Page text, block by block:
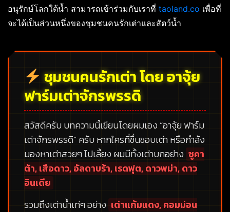
อนุรักษ์โลกใต้น้ำ สามารถเข้าร่วมกับเราที่ taoland.co เพื่อที่
จะได้เป็นส่วนหนึ่งของชุมชนคนรักเต่าและสัตว์น้ำ
ชุมชนคนรักเต่า โดย อาจุ้ย
ฟาร์มเต่าจักรพรรดิ
สวัสดีครับ บทความนี้เขียนโดยผมเอง “อาจุ้ย ฟาร์ม
เต่าจักรพรรดิ”ครับ หากใครที่ชื่นชอบเต่า หรือกำลัง
มองหาเต่าสวยๆ ไปเลี้ยง ผมมีทั้งเต่าบกอย่าง ซูคา
ต้า, เสือดาว, อัลดาบร้า, เรดฟุต, ดาวพม่า, ดาว
อินเดีย
รวมถึงเต่าน้ำเท่ๆ อย่าง เต่าแก้มแดง, คอมม่อน